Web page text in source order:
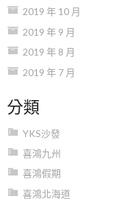
2019 年 10 月
2019 年 9 月
2019 年 8 月
2019 年 7 月
分類
YKS沙發
喜鴻九州
喜鴻假期
喜鴻北海道